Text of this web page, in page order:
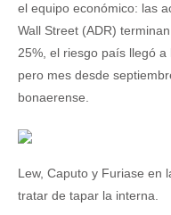
el equipo económico: las
Wall Street (ADR)
25%, el riesgo país llegó
pero mes desde
bonaerense.
Lew, Caputo y Furiase en
tratar de tapar la interna.